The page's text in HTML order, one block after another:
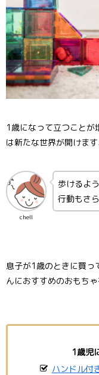
1歳になって立つことが
は新たな世界が開けます
chell
歩けるよ
行動もさ
息子が1歳のときに買っ
んにおすすめのおもち
1歳児
ハンドル付